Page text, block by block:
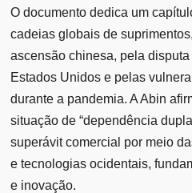
O documento dedica um
cadeias globais de
ascensão chinesa, pela
Estados Unidos e pelas
durante a pandemia. A Abin
situação de “dependência
superávit comercial por meio
e tecnologias ocidentais,
e inovação.